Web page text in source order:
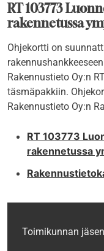
RT 103773
rakennetussa
Ohjekortti on
Rakennustieto Oy:n
täsmäpakkiin.
Rakennustieto Oy:n
RT 103773
rakennetussa
Toimikunnan